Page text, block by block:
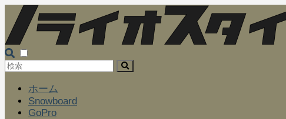
ホーム
Snowboard
GoPro